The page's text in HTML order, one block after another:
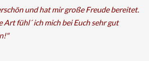
und hat mir große Freude bereitet.
fühl´ ich mich bei Euch sehr gut